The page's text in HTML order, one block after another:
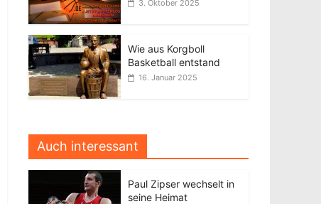
3. Oktober 2025
Wie aus Korgboll
Basketball entstand
16. Januar 2025
Auch interessant
Paul Zipser wechselt in
seine Heimat